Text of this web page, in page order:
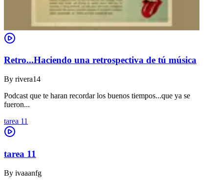
Retro...Haciendo una retrospectiva de tú música
By rivera14
Podcast que te haran recordar los buenos tiempos...que ya se
fueron...
tarea 11
tarea 11
By ivaaanfg